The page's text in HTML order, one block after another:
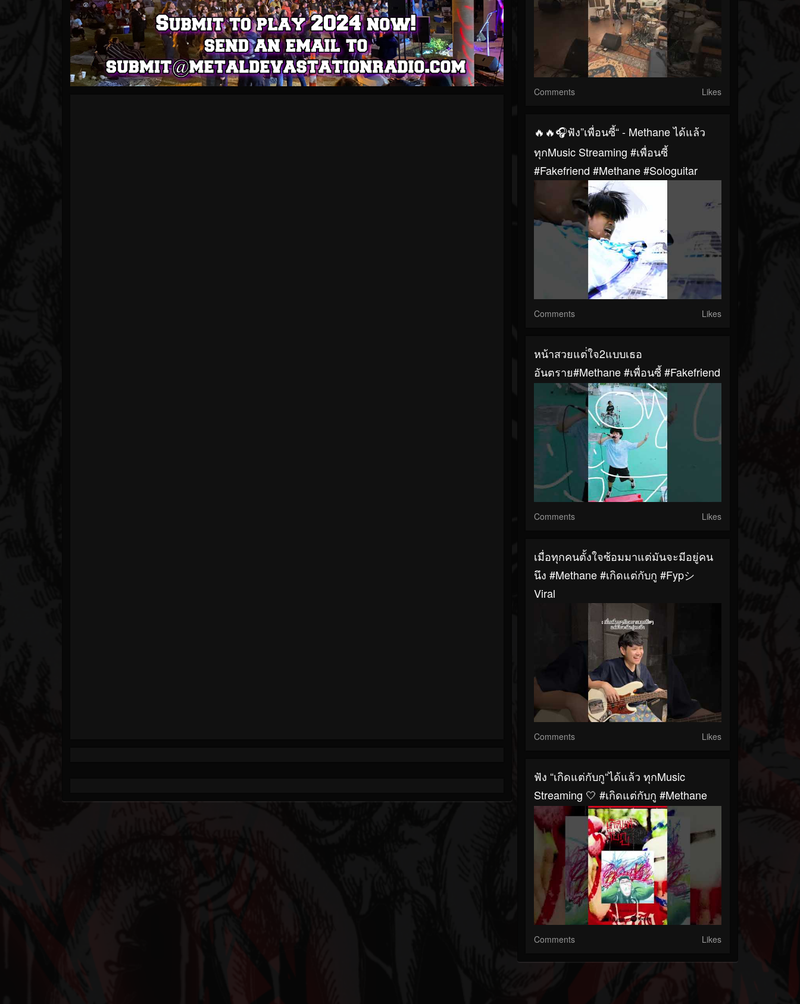
Comments Likes
🔥🔥🎧ฟัง”เพื่อนซี้“ - Methane ได้แล้ว
ทุกMusic Streaming #เพื่อนซี้
#Fakefriend #Methane #sologuitar
Comments Likes
หน้าสวยแต่่ใจ2แบบเธอ
อันตราย#Methane #เพื่อนซี้ #Fakefriend
Comments Likes
เมื่อทุกคนตั้งใจซ้อมมาแต่มันจะมีอยู่คน
นึง #Methane #เกิดแต่กับกู #fypシ゚
Viral
Comments Likes
ฟัง “เกิดแต่กับกู“ได้แล้ว ทุกMusic
Streaming 🤍 #เกิดแต่กับกู #Methane
Comments Likes